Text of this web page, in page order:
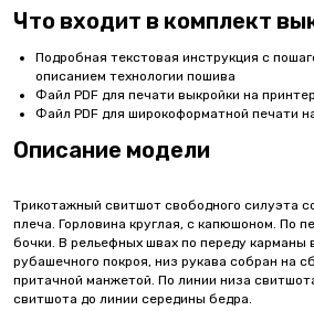
Что входит в комплект
Подробная текстовая инструкция с
описанием технологии пошива
Файл PDF для печати выкройки на
Файл PDF для широкоформатной печати
Описание модели
Трикотажный свитшот свободного силуэта
плеча. Горловина круглая, с капюшоном. По
бочки. В рельефных швах по переду карманы
рубашечного покроя, низ рукава собран на
притачной манжетой. По линии низа
свитшота до линии середины бедра.